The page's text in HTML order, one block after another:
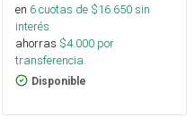
en 6cuotas de $16.650sin
interés
ahorras $4.000 por
transferencia.
Disponible